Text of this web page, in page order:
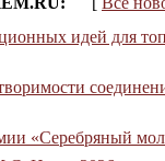
идей для
«Серебряный